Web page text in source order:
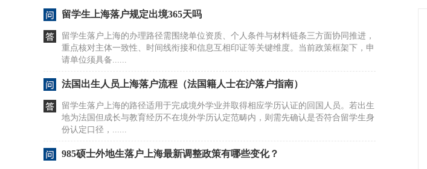
留学生上海落户规定出境365天吗
留学生落户上海的办理路径需围绕单位资质、个人条件与材料链条三方面协同推进，
重点核对主体一致性、时间线衔接和信息互相印证等关键维度。当前政策框架下，申
请单位须具备......
法国出生人员上海落户流程（法国籍人士在沪落户指南）
留学生落户上海的路径适用于完成境外学业并取得相应学历认证的回国人员。若出生
地为法国但成长与教育经历不在境外学历认定范畴内，则需先确认是否符合留学生身
份认定口径，......
985硕士外地生落户上海最新调整政策有哪些变化？